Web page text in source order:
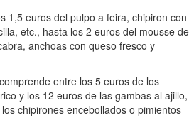
1,5 euros del pulpo a feira, chipiron con
etc., hasta los 2 euros del mousse de
anchoas con queso fresco y
entre los 5 euros de los
y los 12 euros de las gambas al ajillo,
chipirones encebollados o pimientos